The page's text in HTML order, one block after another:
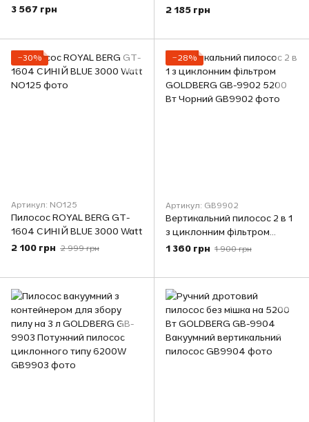
3 567 грн
пилосос) 3000 Вт +
2 185 грн
−30%
Артикул: NO125
Пилосос ROYAL BERG GT-
1604 СИНІЙ BLUE 3000 Watt
2 100 грн 2 999 грн
−28%
Артикул: GB9902
Вертикальний пилосос 2 в 1
з циклонним фільтром
GOLDBERG GB-9902 5200
1 360 грн 1 900 грн